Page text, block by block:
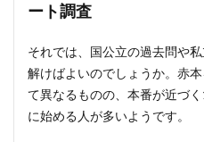
ート調査
それでは、国公立の過去問や
解けばよいのでしょうか。赤
て異なるものの、本番が近づ
に始める人が多いようです。